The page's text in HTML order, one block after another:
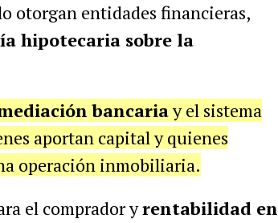
otorgan entidades financieras,
hipotecaria sobre la
bancariay el sistema
aportan capital y quienes
operación inmobiliaria.
el comprador yrentabilidad en